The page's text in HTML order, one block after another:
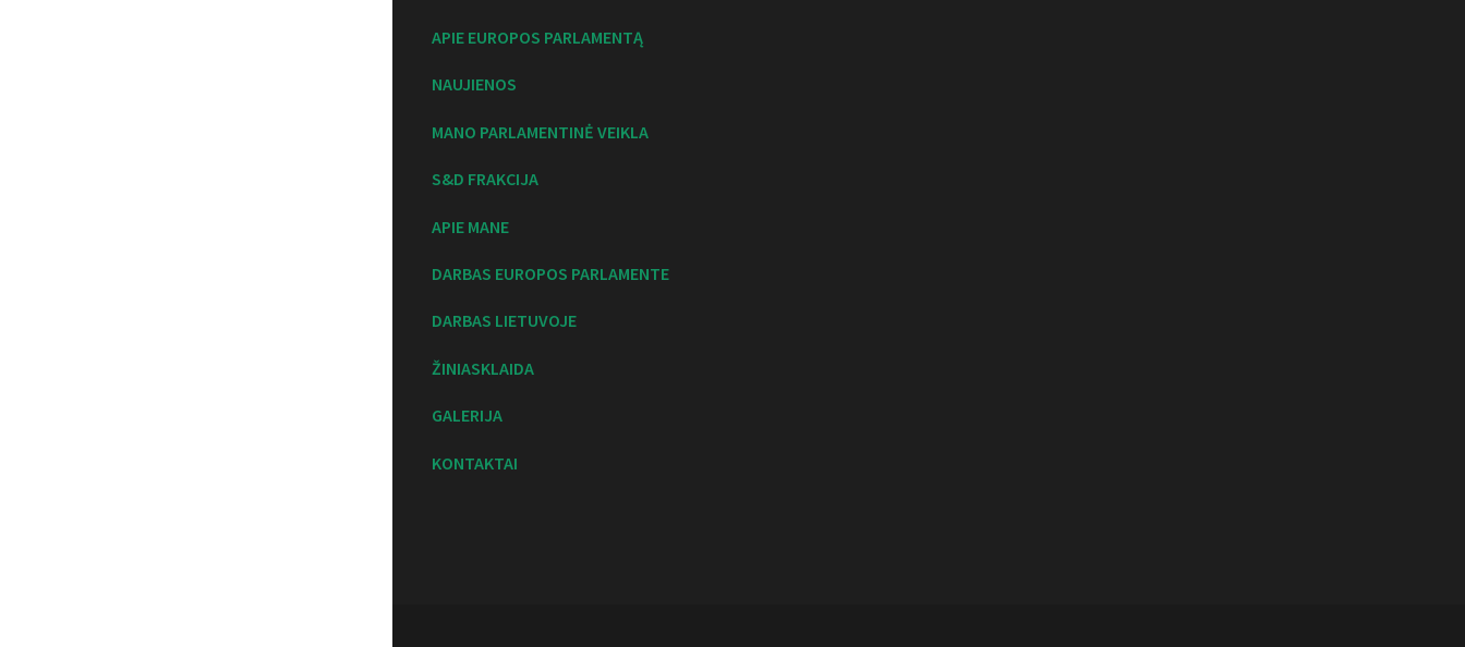
APIE EUROPOS PARLAMENTĄ
NAUJIENOS
MANO PARLAMENTINĖ VEIKLA
S&D FRAKCIJA
APIE MANE
DARBAS EUROPOS PARLAMENTE
DARBAS LIETUVOJE
ŽINIASKLAIDA
GALERIJA
KONTAKTAI